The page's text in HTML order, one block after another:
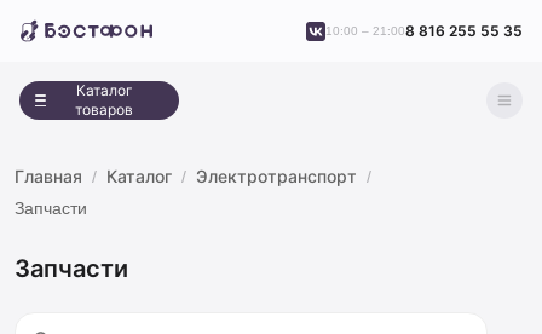
Каталог
товаров
10:00 – 21:008 816 255 55 35
Главная Каталог Электротранспорт
Запчасти
Запчасти